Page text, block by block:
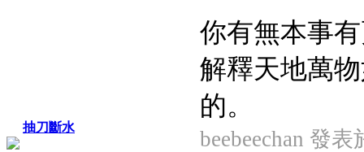
抽刀斷水
你有無本事
解釋天地萬
的。
beebeechan 發表